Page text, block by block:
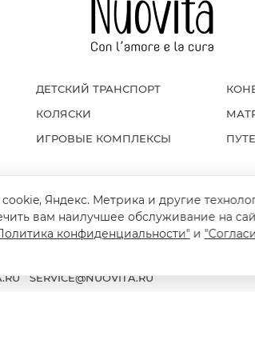
ДЕТСКИЙ ТРАНСПОРТ
КОЛЯСКИ
ИГРОВЫЕ КОМПЛЕКСЫ
ПОЛИТИКА КОНФИДЕНЦИАЛЬНОСТИ
SERVICE@NUOVITA.RU
Яндекс. Метрика и другие
вам наилучшее обслуживание на
конфиденциальности"и